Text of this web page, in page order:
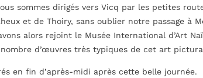
sommes dirigés vers Vicq par les petites
et de Thoiry, sans oublier notre passage à
alors rejoint le Musée International d’Art
d’œuvres très typiques de cet art
en fin d’après-midi après cette belle journée.